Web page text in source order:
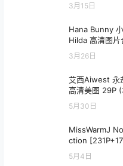
3月15日
Hana Bunny
Hilda 高清图
3月26日
艾西Aiwest 永
高清美图 29P
5月30日
MissWarmJ
ction
5月4日